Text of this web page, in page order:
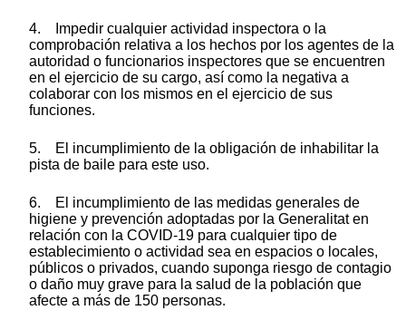
4. Impedir cualquier actividad inspectora o la
comprobación relativa a los hechos por los agentes de la
autoridad o funcionarios inspectores que se encuentren
en el ejercicio de su cargo, así como la negativa a
colaborar con los mismos en el ejercicio de sus
funciones.
5. El incumplimiento de la obligación de inhabilitar la
pista de baile para este uso.
6. El incumplimiento de las medidas generales de
higiene y prevención adoptadas por la Generalitat en
relación con la COVID-19 para cualquier tipo de
establecimiento o actividad sea en espacios o locales,
públicos o privados, cuando suponga riesgo de contagio
o daño muy grave para la salud de la población que
afecte a más de 150 personas.